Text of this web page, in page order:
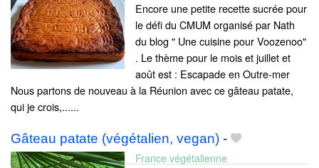
Encore une petite recette sucrée pour
le défi du CMUM organisé par Nath
du blog " Une cuisine pour Voozenoo"
. Le thème pour le mois et juillet et
août est : Escapade en Outre-mer
Nous partons de nouveau à la Réunion avec ce gâteau patate,
qui je crois,......
Gâteau patate (végétalien, vegan) -
France végétalienne